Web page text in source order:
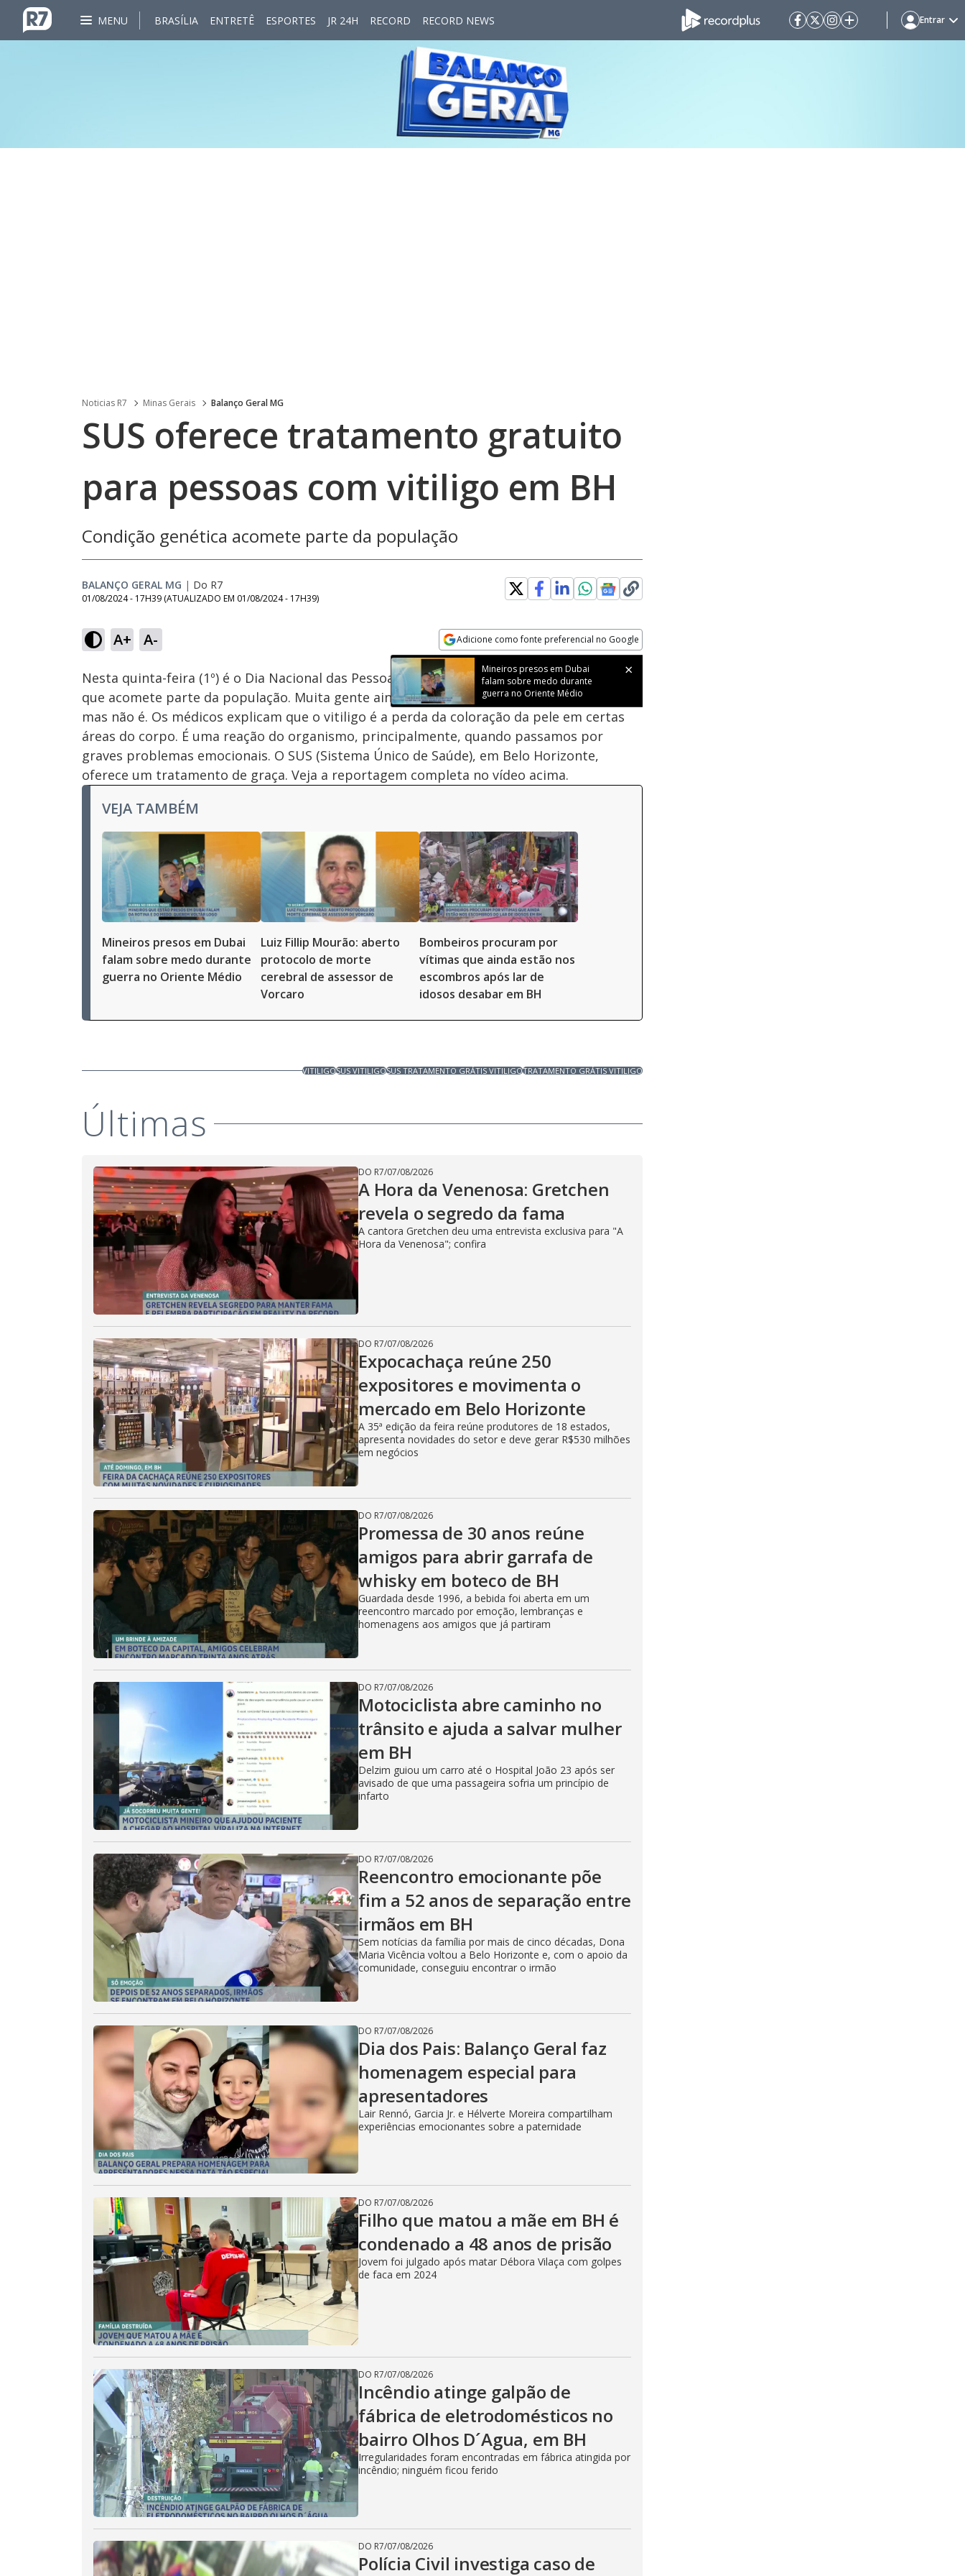
MENU BRASÍLIA ENTRETÊ ESPORTES JR 24H RECORD RECORD NEWS Entrar
Noticias R7 Minas Gerais Balanço Geral MG
SUS oferece tratamento gratuito
para pessoas com vitiligo em BH
Condição genética acomete parte da população
BALANÇO GERAL MG | Do R7
01/08/2024 - 17H39 (ATUALIZADO EM 01/08/2024 - 17H39)
A+ A- Adicione como fonte preferencial no Google
Opens in new window
Mineiros presos em Dubai
falam sobre medo durante
guerra no Oriente Médio
Ativar
Som
Velocidade
Nesta quinta-feira (1º) é o Dia Nacional das Pessoas com Vitiligo, uma condição genética
que acomete parte da população. Muita gente ainda acha que é uma doença contagiosa,
mas não é. Os médicos explicam que o vitiligo é a perda da coloração da pele em certas
áreas do corpo. É uma reação do organismo, principalmente, quando passamos por
graves problemas emocionais. O SUS (Sistema Único de Saúde), em Belo Horizonte,
oferece um tratamento de graça. Veja a reportagem completa no vídeo acima.
VEJA TAMBÉM
Mineiros presos em Dubai
falam sobre medo durante
guerra no Oriente Médio
Luiz Fillip Mourão: aberto
protocolo de morte
cerebral de assessor de
Vorcaro
Bombeiros procuram por
vítimas que ainda estão nos
escombros após lar de
idosos desabar em BH
VITILIGOSUS VITILIGOSUS TRATAMENTO GRÁTIS VITILIGOTRATAMENTO GRÁTIS VITILIGO
Últimas
DO R7/07/08/2026
A Hora da Venenosa: Gretchen
revela o segredo da fama
A cantora Gretchen deu uma entrevista exclusiva para "A
Hora da Venenosa"; confira
DO R7/07/08/2026
Expocachaça reúne 250
expositores e movimenta o
mercado em Belo Horizonte
A 35ª edição da feira reúne produtores de 18 estados,
apresenta novidades do setor e deve gerar R$530 milhões
em negócios
DO R7/07/08/2026
Promessa de 30 anos reúne
amigos para abrir garrafa de
whisky em boteco de BH
Guardada desde 1996, a bebida foi aberta em um
reencontro marcado por emoção, lembranças e
homenagens aos amigos que já partiram
DO R7/07/08/2026
Motociclista abre caminho no
trânsito e ajuda a salvar mulher
em BH
Delzim guiou um carro até o Hospital João 23 após ser
avisado de que uma passageira sofria um princípio de
infarto
DO R7/07/08/2026
Reencontro emocionante põe
fim a 52 anos de separação entre
irmãos em BH
Sem notícias da família por mais de cinco décadas, Dona
Maria Vicência voltou a Belo Horizonte e, com o apoio da
comunidade, conseguiu encontrar o irmão
DO R7/07/08/2026
Dia dos Pais: Balanço Geral faz
homenagem especial para
apresentadores
Lair Rennó, Garcia Jr. e Hélverte Moreira compartilham
experiências emocionantes sobre a paternidade
DO R7/07/08/2026
Filho que matou a mãe em BH é
condenado a 48 anos de prisão
Jovem foi julgado após matar Débora Vilaça com golpes
de faca em 2024
DO R7/07/08/2026
Incêndio atinge galpão de
fábrica de eletrodomésticos no
bairro Olhos D´Agua, em BH
Irregularidades foram encontradas em fábrica atingida por
incêndio; ninguém ficou ferido
DO R7/07/08/2026
Polícia Civil investiga caso de